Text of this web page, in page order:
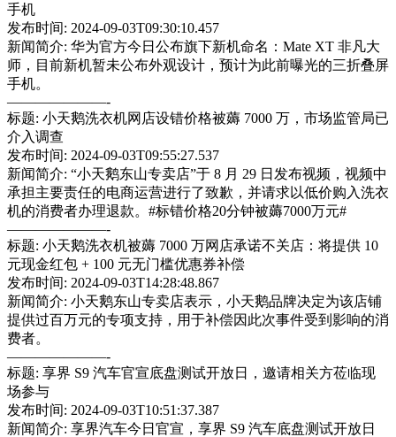
手机
发布时间: 2024-09-03T09:30:10.457
新闻简介: 华为官方今日公布旗下新机命名：Mate XT 非凡大
师，目前新机暂未公布外观设计，预计为此前曝光的三折叠屏
手机。
———————-
标题: 小天鹅洗衣机网店设错价格被薅 7000 万，市场监管局已
介入调查
发布时间: 2024-09-03T09:55:27.537
新闻简介: “小天鹅东山专卖店”于 8 月 29 日发布视频，视频中
承担主要责任的电商运营进行了致歉，并请求以低价购入洗衣
机的消费者办理退款。#标错价格20分钟被薅7000万元#
———————-
标题: 小天鹅洗衣机被薅 7000 万网店承诺不关店：将提供 10
元现金红包 + 100 元无门槛优惠券补偿
发布时间: 2024-09-03T14:28:48.867
新闻简介: 小天鹅东山专卖店表示，小天鹅品牌决定为该店铺
提供过百万元的专项支持，用于补偿因此次事件受到影响的消
费者。
———————-
标题: 享界 S9 汽车官宣底盘测试开放日，邀请相关方莅临现
场参与
发布时间: 2024-09-03T10:51:37.387
新闻简介: 享界汽车今日官宣，享界 S9 汽车底盘测试开放日